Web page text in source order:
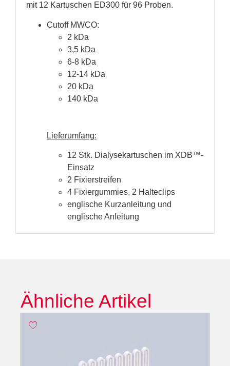
mit 12 Kartuschen ED300 für 96 Proben.
Cutoff MWCO:
2 kDa
3,5 kDa
6-8 kDa
12-14 kDa
20 kDa
140 kDa
Lieferumfang:
12 Stk. Dialysekartuschen im XDB™-
Einsatz
2 Fixierstreifen
4 Fixiergummies, 2 Halteclips
englische Kurzanleitung und
englische Anleitung
Ähnliche Artikel